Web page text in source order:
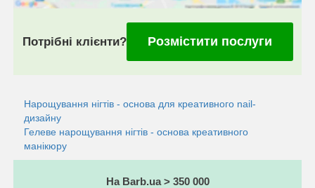
Потрібні клієнти? Розмістити послуги
Нарощування нігтів - основа для креативного nail-
дизайну
Гелеве нарощування нігтів - основа креативного
манікюру
На Barb.ua > 350 000